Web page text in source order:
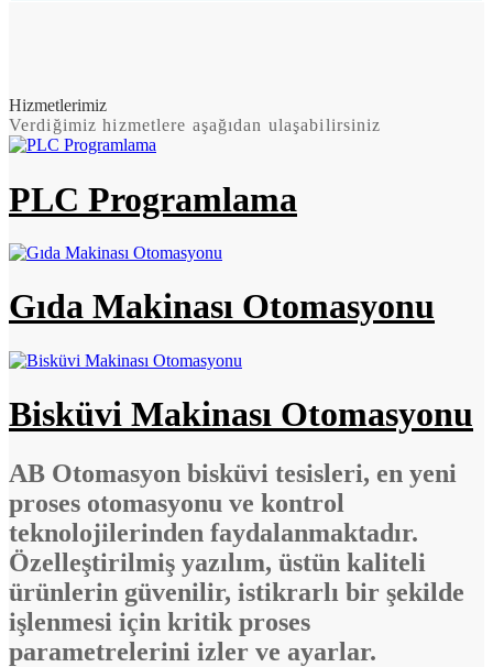
Hizmetlerimiz
Verdiğimiz hizmetlere aşağıdan ulaşabilirsiniz
PLC Programlama
Gıda Makinası Otomasyonu
Bisküvi Makinası Otomasyonu
AB Otomasyon bisküvi tesisleri, en yeni
proses otomasyonu ve kontrol
teknolojilerinden faydalanmaktadır.
Özelleştirilmiş yazılım, üstün kaliteli
ürünlerin güvenilir, istikrarlı bir şekilde
işlenmesi için kritik proses
parametrelerini izler ve ayarlar.